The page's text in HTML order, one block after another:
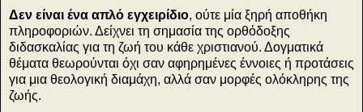
Δεν είναι ένα απλό εγχειρίδιο, ούτε μία ξηρή αποθήκη
πληροφοριών. Δείχνει τη σημασία της ορθόδοξης
διδασκαλίας για τη ζωή του κάθε χριστιανού. Δογματικά
θέματα θεωρούνται όχι σαν αφηρημένες έννοιες ή προτάσεις
για μια θεολογική διαμάχη, αλλά σαν μορφές ολόκληρης της
ζωής.